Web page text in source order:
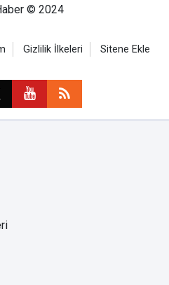
© 2024
Gizlilik İlkeleri Sitene Ekle